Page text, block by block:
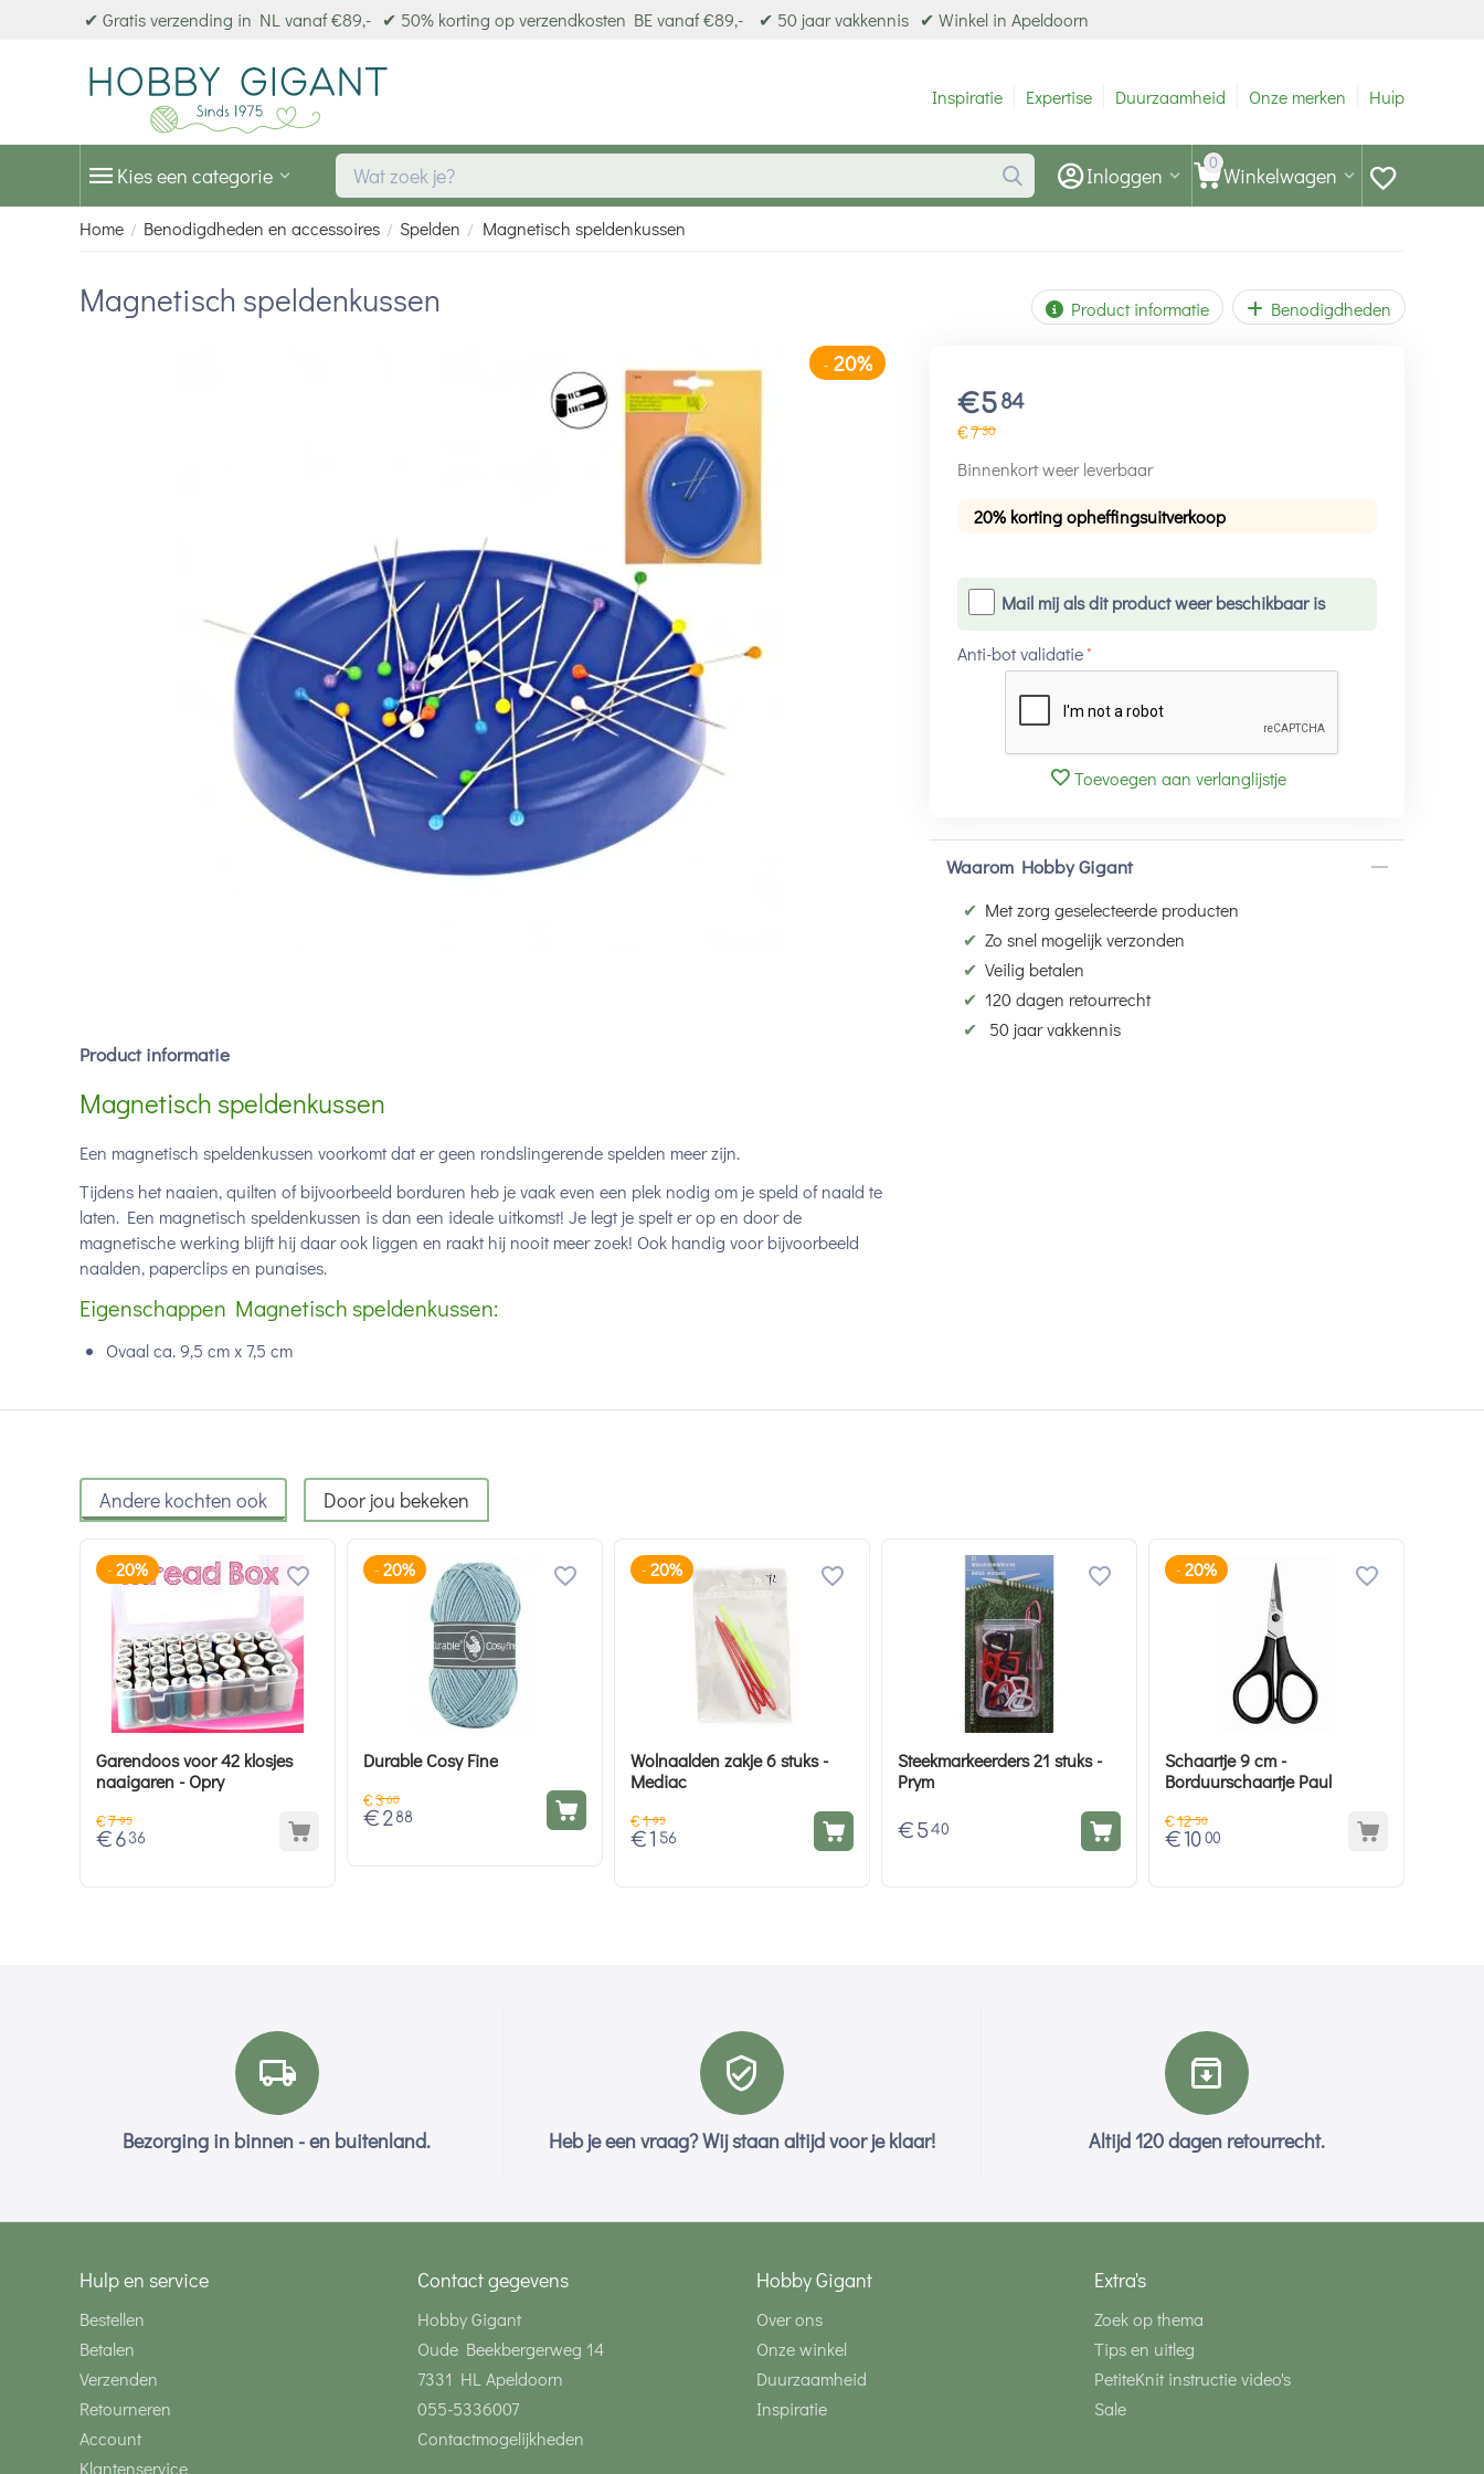
✔ Gratis verzending in NL vanaf €89,- ✔ 50% korting op verzendkosten BE vanaf €89,- ✔ 50 jaar vakkennis ✔ Winkel in Apeldoorn
Inspiratie Expertise Duurzaamheid Onze merken Hulp
Kies een categorie 0 Winkelwagen
Inloggen
Home / Benodigdheden en accessoires / Spelden / Magnetisch speldenkussen
Magnetisch speldenkussen Product informatie Benodigdheden
€5 84
€730
Binnenkort weer leverbaar
20% korting opheffingsuitverkoop
Mail mij als dit product weer beschikbaar is
Anti-bot validatie
Toevoegen aan verlanglijstje
Waarom Hobby Gigant
✔ Met zorg geselecteerde producten
✔ Zo snel mogelijk verzonden
✔ Veilig betalen
✔ 120 dagen retourrecht
✔
50 jaar vakkennis
Product informatie
Magnetisch speldenkussen
Een magnetisch speldenkussen voorkomt dat er geen rondslingerende spelden meer zijn.
Tijdens het naaien, quilten of bijvoorbeeld borduren heb je vaak even een plek nodig om je speld of naald te
laten. Een magnetisch speldenkussen is dan een ideale uitkomst! Je legt je spelt er op en door de
magnetische werking blijft hij daar ook liggen en raakt hij nooit meer zoek! Ook handig voor bijvoorbeeld
naalden, paperclips en punaises.
Eigenschappen Magnetisch speldenkussen:
Ovaal ca. 9,5 cm x 7,5 cm
Andere kochten ook Door jou bekeken
- 20%
Garendoos voor 42 klosjes
naaigaren - Opry
€7 95
€ 6 36
- 20%
Durable Cosy Fine
€3 60
€ 2 88
- 20%
Wolnaalden zakje 6 stuks -
Mediac
€1 95
€1 56
Steekmarkeerders 21 stuks -
Prym
€ 5 40
- 20%
Schaartje 9 cm -
Borduurschaartje Paul
€12 50
€10 00
Bezorging in binnen - en buitenland. Heb je een vraag? Wij staan altijd voor je klaar! Altijd 120 dagen retourrecht.
Hulp en service
Bestellen
Betalen
Verzenden
Retourneren
Account
Klantenservice
Contact gegevens
Hobby Gigant
Oude Beekbergerweg 14
7331 HL Apeldoorn
055-5336007
Contactmogelijkheden
Hobby Gigant
Over ons
Onze winkel
Duurzaamheid
Inspiratie
Extra's
Zoek op thema
Tips en uitleg
PetiteKnit instructie video's
Sale